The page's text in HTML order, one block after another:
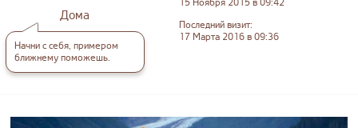
Дома
Начни с себя, примером
ближнему поможешь.
15 Ноября 2015 в 09:42
Последний визит:
17 Марта 2016 в 09:36